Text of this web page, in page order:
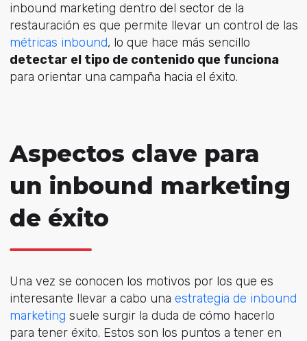
inbound marketing dentro del sector de la
restauración es que permite llevar un control de las
métricas inbound, lo que hace más sencillo
detectar el tipo de contenido que funciona
para orientar una campaña hacia el éxito.
Aspectos clave para
un inbound marketing
de éxito
Una vez se conocen los motivos por los que es
interesante llevar a cabo una estrategia de inbound
marketing suele surgir la duda de cómo hacerlo
para tener éxito. Estos son los puntos a tener en